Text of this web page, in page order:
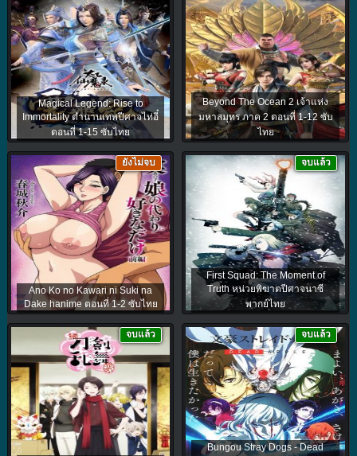
Magical Legend: Rise to
Immortality ตำนานเทพปีศาจไท่อี๋
ตอนที่ 1-15 ซับไทย
Beyond The Ocean 2 เจ้าแห่ง
มหาสมุทร ภาค 2 ตอนที่ 1-12 ซับ
ไทย
Ano Ko no Kawari ni Suki na
Dake hanime ตอนที่ 1-2 ซับไทย
ยังไม่จบ
First Squad: The Moment of
Truth หน่วยพิฆาตปีศาจนาซี
พากย์ไทย
จบแล้ว
จบแล้ว
Bungou Stray Dogs - Dead
จบแล้ว